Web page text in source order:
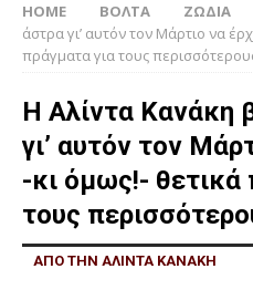
HOME ΒΟΛΤΑ ΖΩΔΙΑ
άστρα γι’ αυτόν τον Μάρτιο να
πράγματα για τους
Η Αλίντα Κανάκη
γι’ αυτόν τον
-κι όμως!- θετικά
τους
ΑΠΟ ΤΗΝ ΑΛΙΝΤΑ ΚΑΝΑΚΗ